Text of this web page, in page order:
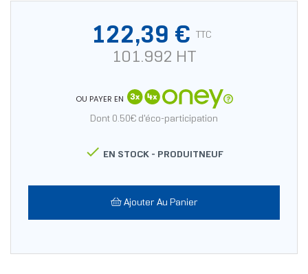
122,39 € TTC
101.992 HT
OU PAYER EN
Dont 0.50€ d'éco-participation
 EN STOCK - PRODUITNEUF
Ajouter Au Panier